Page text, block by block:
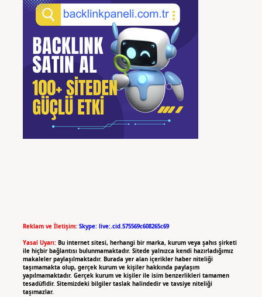
Reklam ve İletişim: Skype: live:.cid.575569c608265c69
Yasal Uyarı: Bu internet sitesi, herhangi bir marka, kurum veya şahıs şirketi
ile hiçbir bağlantısı bulunmamaktadır. Sitede yalnızca kendi hazırladığımız
makaleler paylaşılmaktadır. Burada yer alan içerikler haber niteliği
taşımamakta olup, gerçek kurum ve kişiler hakkında paylaşım
yapılmamaktadır. Gerçek kurum ve kişiler ile isim benzerlikleri tamamen
tesadüfidir. Sitemizdeki bilgiler taslak halindedir ve tavsiye niteliği
taşımazlar.